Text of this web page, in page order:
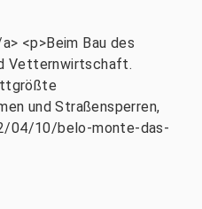
<p>Beim Bau des
Vetternwirtschaft.
und Straßensperren,
04/10/belo-monte-das-